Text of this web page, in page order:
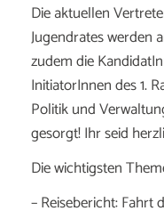
Die aktuellen
Jugendrates werden
zudem die
InitiatorInnen des 1.
Politik und
gesorgt! Ihr seid
Die wichtigsten
– Reisebericht: Fahrt